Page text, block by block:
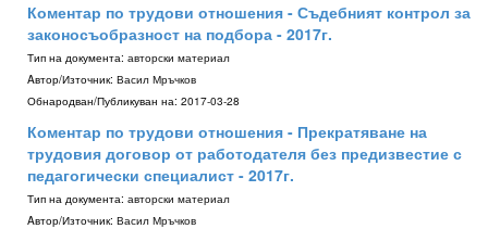
Коментар по трудови отношения - Съдебният контрол за
законосъобразност на подбора - 2017г.
Тип на документа: авторски материал
Aвтор/Източник: Васил Мръчков
Обнародван/Публикуван на: 2017-03-28
Коментар по трудови отношения - Прекратяване на
трудовия договор от работодателя без предизвестие с
педагогически специалист - 2017г.
Тип на документа: авторски материал
Aвтор/Източник: Васил Мръчков